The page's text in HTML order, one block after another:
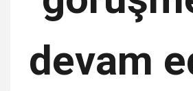
devam